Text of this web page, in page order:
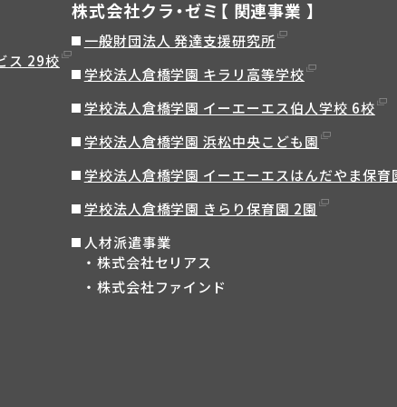
ス 29校
株式会社クラ・ゼミ【 関連事業 】
一般財団法人 発達支援研究所
学校法人倉橋学園 キラリ高等学校
学校法人倉橋学園 イーエーエス伯人学校 6校
学校法人倉橋学園 浜松中央こども園
学校法人倉橋学園 イーエーエスはんだやま保育
学校法人倉橋学園 きらり保育園 2園
人材派遣事業
株式会社セリアス
株式会社ファインド